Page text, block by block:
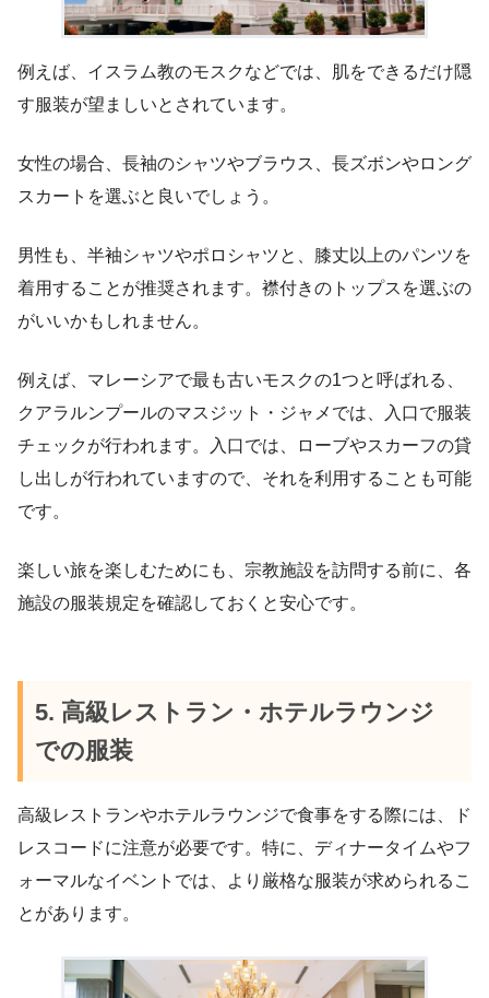
例えば、イスラム教のモスクなどでは、肌をできるだけ隠
す服装が望ましいとされています。
女性の場合、長袖のシャツやブラウス、長ズボンやロング
スカートを選ぶと良いでしょう。
男性も、半袖シャツやポロシャツと、膝丈以上のパンツを
着用することが推奨されます。襟付きのトップスを選ぶの
がいいかもしれません。
例えば、マレーシアで最も古いモスクの1つと呼ばれる、
クアラルンプールのマスジット・ジャメでは、入口で服装
チェックが行われます。入口では、ローブやスカーフの貸
し出しが行われていますので、それを利用することも可能
です。
楽しい旅を楽しむためにも、宗教施設を訪問する前に、各
施設の服装規定を確認しておくと安心です。
5. 高級レストラン・ホテルラウンジ
での服装
高級レストランやホテルラウンジで食事をする際には、ド
レスコードに注意が必要です。特に、ディナータイムやフ
ォーマルなイベントでは、より厳格な服装が求められるこ
とがあります。